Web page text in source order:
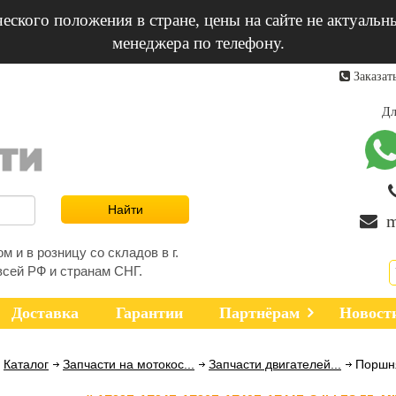
положения в стране, цены на сайте не
менеджера по телефону.
и в розницу со складов в г.
РФ и странам СНГ.
Доставка Гарантии Партнёрам
Каталог Запчасти на мотокос... Запчасти двигателей...